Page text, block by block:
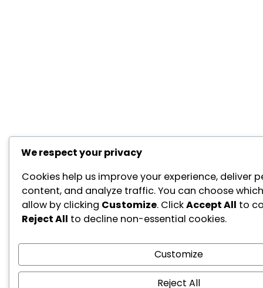
We respect your privacy
Cookies help us improve your experience, deliver
content, and analyze traffic. You can choose
allow by clicking Customize. ClickAccept All to
Reject All to decline non-essential cookies.
Customize
Reject All